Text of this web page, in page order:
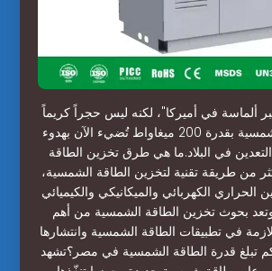
ألماسة في أميركا"، لكنه ليس حجراً كريماً
بل محطة طاقة شمسية بقدرة 200 ميغاواط تُضيء الآن بهدوء
في البلاد.ما هي طرق تخزين الطاقة
من طريقة تقنية لتخزين الطاقة الشمسية،
الحراري الكهربائي والميكانيكي والكيميائي
بحوث تخزين الطاقة الشمسية من أهم
في تطبيقات الطاقة الشمسية وانتشارها
تبلغ قدرة الطاقة الشمسية في مصر؟تشهد